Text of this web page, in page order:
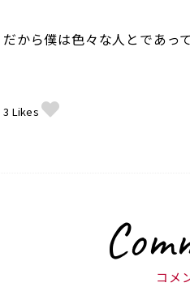
だから僕は色々な人とであっ
3 Likes
コメ